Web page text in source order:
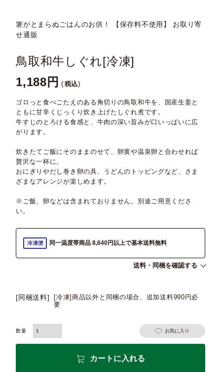
箸がとまらぬごはんのお供！ 【保存料不使用】 お取り寄
せ通販
鳥取和牛しぐれ[冷凍]
1,188 税込
ゴロっと食べごたえのある角切りの鳥取和牛を、国産生姜と
ともに甘辛くじっくり炊き上げたしぐれ煮です。
牛すじのとろける食感と、牛肉の深い旨みが口いっぱいに広
がります。
炊きたてご飯にそのままのせて、卵黄や温泉卵と合わせれば
贅沢な一杯に。
おにぎりやだし巻き卵の具、うどんのトッピングなど、さま
ざまなアレンジが楽しめます。
※ご飯、卵などは含まれておりません。別途ご用意くださ
い。
冷凍便 同一温度帯商品 8,640円以上で基本送料無料
送料・同梱を確認する
[同梱送料]
[冷凍]商品以外と同梱の場合、追加送料990円必
要
お気に入り
カートに入れる